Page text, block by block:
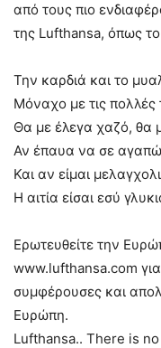
από τους πιο
της Lufthansa, όπως
Την καρδιά και το
Μόναχο με τις πολλές
Θα με έλεγα χαζό, θα
Αν έπαυα να σε
Και αν είμαι
Η αιτία είσαι εσύ
Ερωτευθείτε την
www.lufthansa.com για
συμφέρουσες και
Ευρώπη.
Lufthansa.. There is